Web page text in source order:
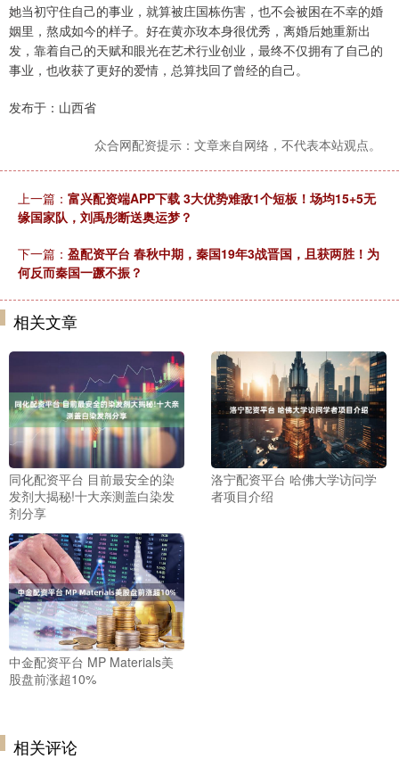
她当初守住自己的事业，就算被庄国栋伤害，也不会被困在不幸的婚
姻里，熬成如今的样子。好在黄亦玫本身很优秀，离婚后她重新出
发，靠着自己的天赋和眼光在艺术行业创业，最终不仅拥有了自己的
事业，也收获了更好的爱情，总算找回了曾经的自己。
发布于：山西省
众合网配资提示：文章来自网络，不代表本站观点。
上一篇： 富兴配资端APP下载 3大优势难敌1个短板！场均15+5无
缘国家队，刘禹彤断送奥运梦？
下一篇： 盈配资平台 春秋中期，秦国19年3战晋国，且获两胜！为
何反而秦国一蹶不振？
相关文章
同化配资平台 目前最安全的染
发剂大揭秘!十大亲测盖白染发
剂分享
洛宁配资平台 哈佛大学访问学
者项目介绍
中金配资平台 MP Materials美
股盘前涨超10%
相关评论